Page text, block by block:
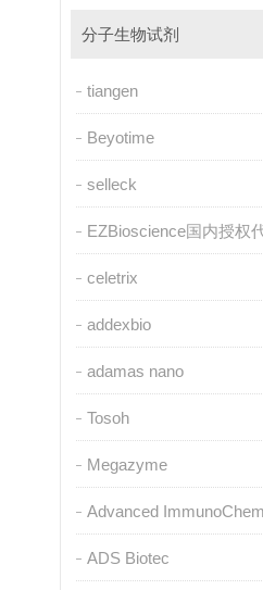
分子生物试剂
tiangen
Beyotime
selleck
EZBioscience国内授权
celetrix
addexbio
adamas nano
Tosoh
Megazyme
Advanced
ADS Biotec